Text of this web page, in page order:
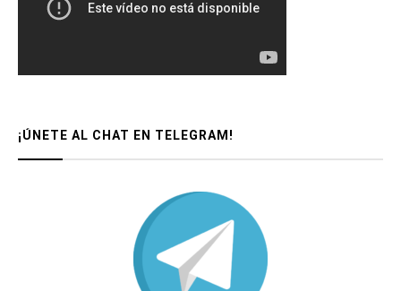
¡ÚNETE AL CHAT EN TELEGRAM!